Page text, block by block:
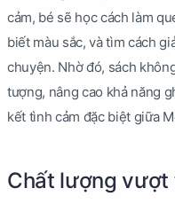
cảm, bé sẽ học cách làm
biết màu sắc, và tìm cách
chuyện. Nhờ đó, sách
tượng, nâng cao khả năng
kết tình cảm đặc biệt giữa
Chất lượng vượt